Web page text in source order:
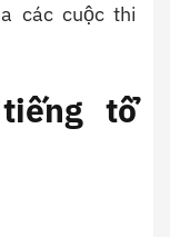
các cuộc thi
tổ